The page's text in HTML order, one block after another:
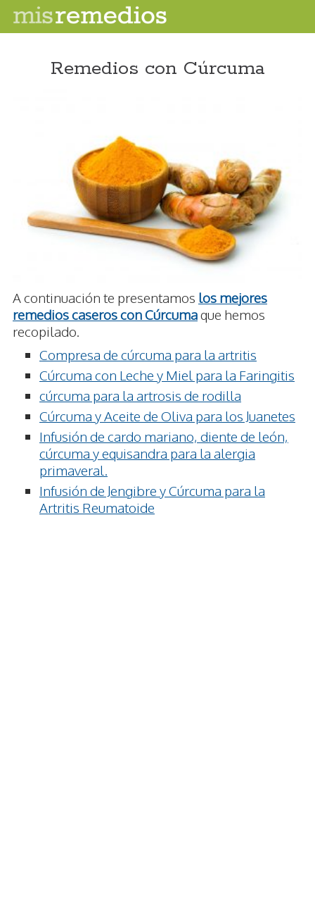
Remedios con Cúrcuma
A continuación te presentamos los mejores
remedios caseros con Cúrcumaque hemos
recopilado.
Compresa de cúrcuma para la artritis
Cúrcuma con Leche y Miel para la Faringitis
cúrcuma para la artrosis de rodilla
Cúrcuma y Aceite de Oliva para los Juanetes
Infusión de cardo mariano, diente de león,
cúrcuma y equisandra para la alergia
primaveral.
Infusión de Jengibre y Cúrcuma para la
Artritis Reumatoide